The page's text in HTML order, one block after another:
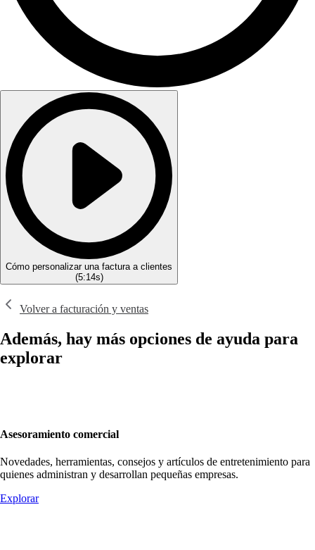
Cómo personalizar una factura a clientes
(5:14s)
Volver a facturación y ventas
Además, hay más opciones de ayuda para
explorar
Asesoramiento comercial
Novedades, herramientas, consejos y artículos de entretenimiento para
quienes administran y desarrollan pequeñas empresas.
Explorar